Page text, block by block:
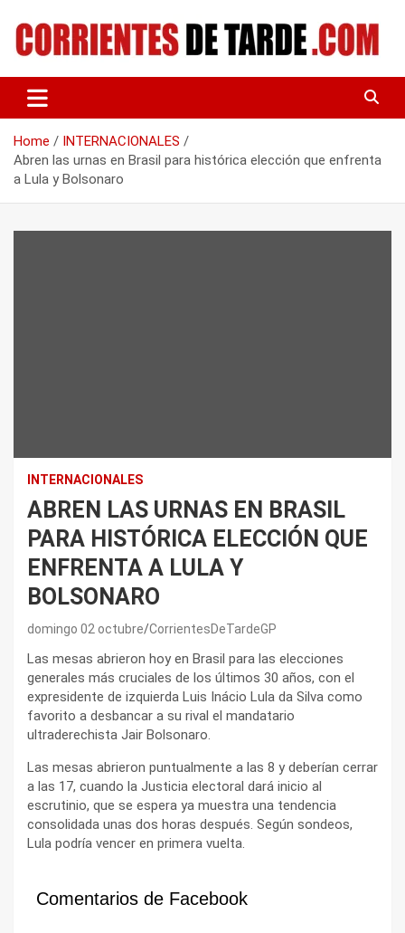
content
CORRIENTES DE TARDE
Home
INTERNACIONALES
Abren las urnas en Brasil para histórica elección que enfrenta
a Lula y Bolsonaro
INTERNACIONALES
ABREN LAS URNAS EN BRASIL
PARA HISTÓRICA ELECCIÓN QUE
ENFRENTA A LULA Y
BOLSONARO
domingo 02 octubre CorrientesDeTardeGP
Las mesas abrieron hoy en Brasil para las elecciones
generales más cruciales de los últimos 30 años, con el
expresidente de izquierda Luis Inácio Lula da Silva como
favorito a desbancar a su rival el mandatario
ultraderechista Jair Bolsonaro.
Las mesas abrieron puntualmente a las 8 y deberían cerrar
a las 17, cuando la Justicia electoral dará inicio al
escrutinio, que se espera ya muestra una tendencia
consolidada unas dos horas después. Según sondeos,
Lula podría vencer en primera vuelta.
Comentarios de Facebook